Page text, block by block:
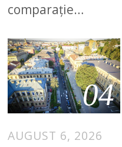
comparație…
04
AUGUST 6, 2026